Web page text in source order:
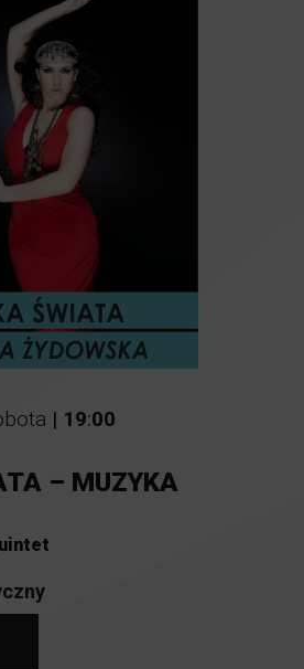
| 19:00
– MUZYKA